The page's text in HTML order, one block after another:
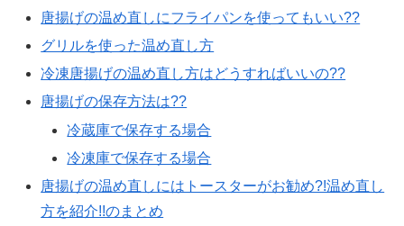
唐揚げの温め直しにフライパンを使ってもいい??
グリルを使った温め直し方
冷凍唐揚げの温め直し方はどうすればいいの??
唐揚げの保存方法は??
冷蔵庫で保存する場合
冷凍庫で保存する場合
唐揚げの温め直しにはトースターがお勧め?!温め直し
方を紹介!!のまとめ